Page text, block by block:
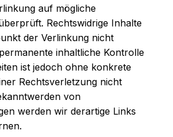
auf mögliche
Rechtswidrige Inhalte
der Verlinkung nicht
inhaltliche Kontrolle
ist jedoch ohne konkrete
Rechtsverletzung nicht
von
werden wir derartige Links